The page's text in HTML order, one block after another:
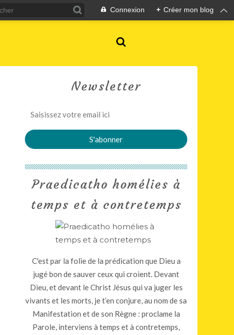
Connexion + Créer mon blog
Newsletter
Praedicatho homélies à
temps et à contretemps
C'est par la folie de la prédication que Dieu a
jugé bon de sauver ceux qui croient. Devant
Dieu, et devant le Christ Jésus qui va juger les
vivants et les morts, je t’en conjure, au nom de sa
Manifestation et de son Règne : proclame la
Parole, interviens à temps et à contretemps,